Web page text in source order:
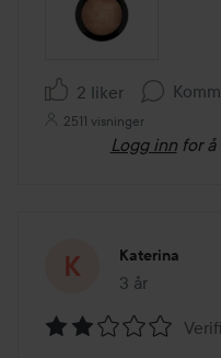
2 liker
2511 visninger
Logg inn for
Katerina
3 år
Innlegget